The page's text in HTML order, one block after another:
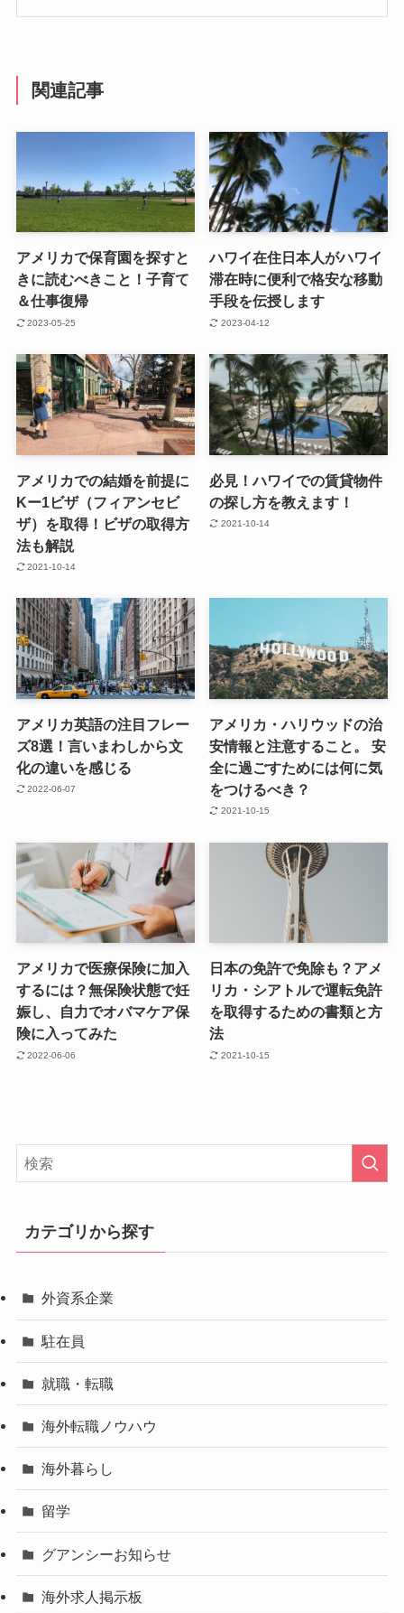
関連記事
アメリカで保育園を探すと
きに読むべきこと！子育て
＆仕事復帰
2023-05-25
ハワイ在住日本人がハワイ
滞在時に便利で格安な移動
手段を伝授します
2023-04-12
アメリカでの結婚を前提に
Kー1ビザ（フィアンセビ
ザ）を取得！ビザの取得方
法も解説
2021-10-14
必見！ハワイでの賃貸物件
の探し方を教えます！
2021-10-14
アメリカ英語の注目フレー
ズ8選！言いまわしから文
化の違いを感じる
2022-06-07
アメリカ・ハリウッドの治
安情報と注意すること。 安
全に過ごすためには何に気
をつけるべき？
2021-10-15
アメリカで医療保険に加入
するには？無保険状態で妊
娠し、自力でオバマケア保
険に入ってみた
2022-06-06
日本の免許で免除も？アメ
リカ・シアトルで運転免許
を取得するための書類と方
法
2021-10-15
カテゴリから探す
外資系企業
駐在員
就職・転職
海外転職ノウハウ
海外暮らし
留学
グアンシーお知らせ
海外求人掲示板